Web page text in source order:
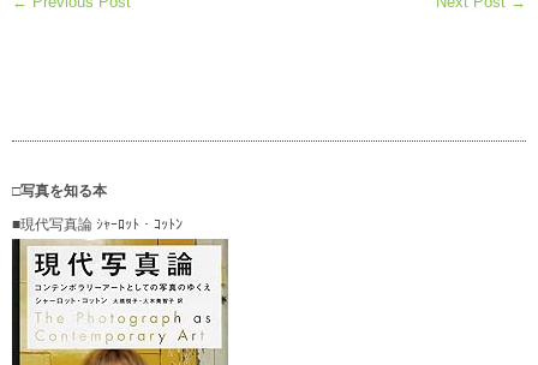
□写真を知る本
■現代写真論 ｼｬｰﾛｯﾄ・ｺｯﾄﾝ